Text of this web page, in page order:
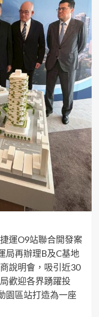
運O9站聯合開發案
局再辦理B及C基地
說明會，吸引近30
歡迎各界踴躍投
園區站打造為一座